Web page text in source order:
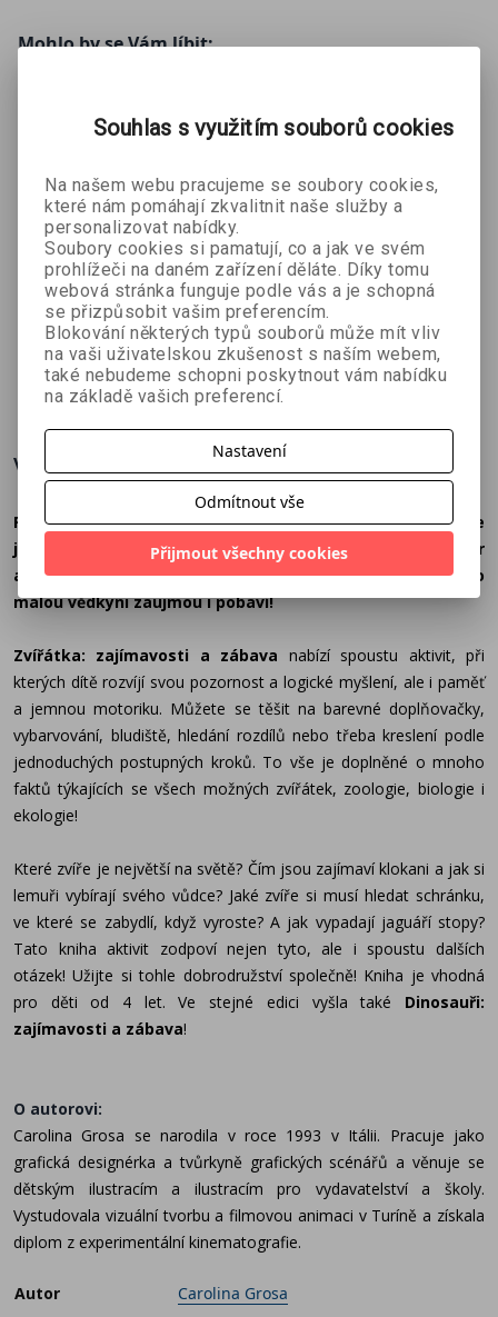
Mohlo by se Vám líbit:
Dráček
speciál –
Prosvětlova
čky:
Koupelna &
to nej!
Magda
Andresová
116 Kč 129 Kč
30
zábavných
výzev
Altea Villa
269 Kč 299 Kč
Jak přežít
středověk
Juan de
Aragón
359 Kč 399 Kč
Více o knize
Fascinují vaše dítě zvířata, ale na obsáhlé encyklopedie je
ještě malé? V této knížce vás čeká ideální kombinace her
a zajímavých informací, které malého zvědavce nebo
malou vědkyni zaujmou i pobaví!
Zvířátka: zajímavosti a zábava nabízí spoustu aktivit, při
kterých dítě rozvíjí svou pozornost a logické myšlení, ale i paměť
a jemnou motoriku. Můžete se těšit na barevné doplňovačky,
vybarvování, bludiště, hledání rozdílů nebo třeba kreslení podle
jednoduchých postupných kroků. To vše je doplněné o mnoho
faktů týkajících se všech možných zvířátek, zoologie, biologie i
ekologie!
Které zvíře je největší na světě? Čím jsou zajímaví klokani a jak si
lemuři vybírají svého vůdce? Jaké zvíře si musí hledat schránku,
ve které se zabydlí, když vyroste? A jak vypadají jaguáří stopy?
Tato kniha aktivit zodpoví nejen tyto, ale i spoustu dalších
otázek! Užijte si tohle dobrodružství společně! Kniha je vhodná
pro děti od 4 let. Ve stejné edici vyšla také Dinosauři:
zajímavosti a zábava!
O autorovi:
Carolina Grosa se narodila v roce 1993 v Itálii. Pracuje jako
grafická designérka a tvůrkyně grafických scénářů a věnuje se
dětským ilustracím a ilustracím pro vydavatelství a školy.
Vystudovala vizuální tvorbu a filmovou animaci v Turíně a získala
diplom z experimentální kinematografie.
Autor
Carolina Grosa
Souhlas s využitím souborů cookies
Na našem webu pracujeme se soubory cookies,
které nám pomáhají zkvalitnit naše služby a
personalizovat nabídky.
Soubory cookies si pamatují, co a jak ve svém
prohlížeči na daném zařízení děláte. Díky tomu
webová stránka funguje podle vás a je schopná
se přizpůsobit vašim preferencím.
Blokování některých typů souborů může mít vliv
na vaši uživatelskou zkušenost s naším webem,
také nebudeme schopni poskytnout vám nabídku
na základě vašich preferencí.
Nastavení
Odmítnout vše
Přijmout všechny cookies